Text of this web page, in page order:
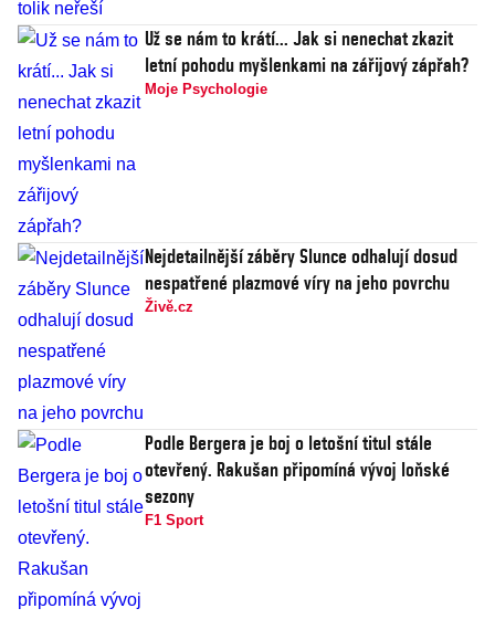
Už se nám to krátí... Jak si nenechat zkazit
letní pohodu myšlenkami na zářijový zápřah?
Moje Psychologie
Nejdetailnější záběry Slunce odhalují dosud
nespatřené plazmové víry na jeho povrchu
Živě.cz
Podle Bergera je boj o letošní titul stále
otevřený. Rakušan připomíná vývoj loňské
sezony
F1 Sport